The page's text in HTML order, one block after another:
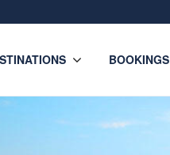
BOOKINGS